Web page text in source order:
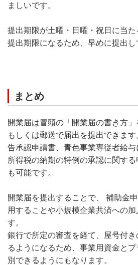
ましいです。
提出期限が土曜・日曜・祝日に当
提出期限になるため、早めに提出し
まとめ
開業届は冒頭の「開業届の書き方
もしくは郵送で届出を提出できま
告承認申請書、青色事業専従者給
所得税の納期の特例の承認に関す
も可能です。
開業届を提出することで、 補助金
用することや小規模企業共済への
す。
銀行で所定の審査を経て、屋号付
るようになるため、事業用資金と
別できるようにもなります。